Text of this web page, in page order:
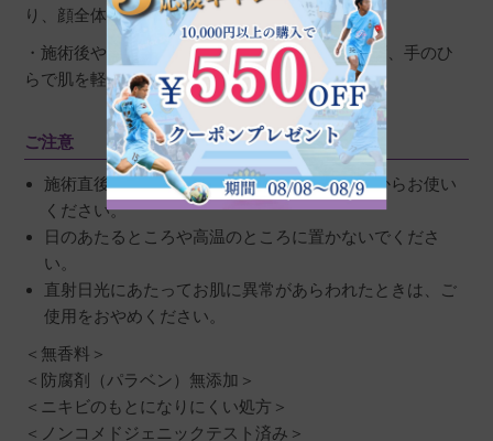
り、顔全体にていねいになじませます。
・施術後や肌が敏感なときは、コットンは使わず、手のひ
らで肌を軽くおさえるようにしてなじませます。
ご注意
施術直後は、肌に異常がないことを確認してからお使い
ください。
日のあたるところや高温のところに置かないでくださ
い。
直射日光にあたってお肌に異常があらわれたときは、ご
使用をおやめください。
＜無香料＞
＜防腐剤（パラベン）無添加＞
＜ニキビのもとになりにくい処方＞
＜ノンコメドジェニックテスト済み＞